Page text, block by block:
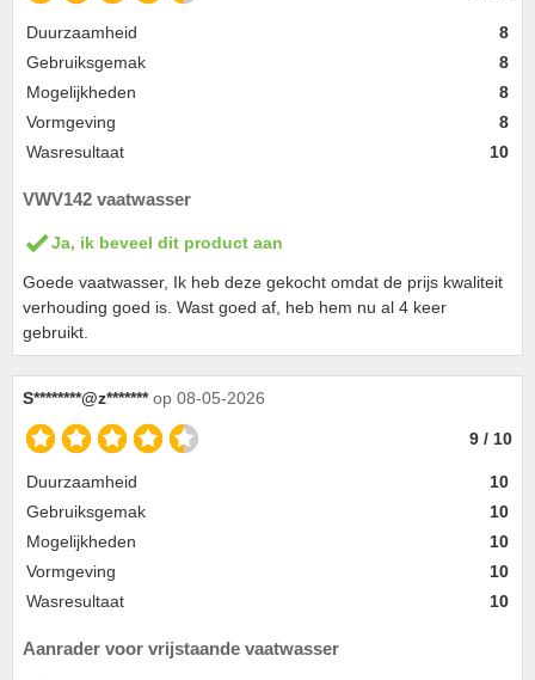
Duurzaamheid
8
Gebruiksgemak
8
Mogelijkheden
8
Vormgeving
8
Wasresultaat
10
VWV142 vaatwasser
Ja, ik beveel dit product aan
Goede vaatwasser, Ik heb deze gekocht omdat de prijs kwaliteit
verhouding goed is. Wast goed af, heb hem nu al 4 keer
gebruikt.
S********@z******* op 08-05-2026
9 / 10
Duurzaamheid
10
Gebruiksgemak
10
Mogelijkheden
10
Vormgeving
10
Wasresultaat
10
Aanrader voor vrijstaande vaatwasser